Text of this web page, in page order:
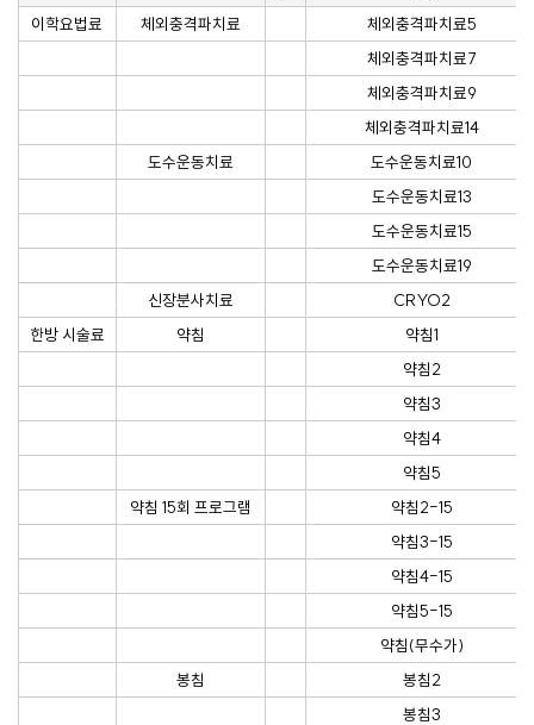
이학요법료
체외충격파치료
체외충격파치료5
체외충격파치료7
체외충격파치료9
체외충격파치료14
도수운동치료
도수운동치료10
도수운동치료13
도수운동치료15
도수운동치료19
신장분사치료
CRYO2
한방 시술료
약침
약침1
약침2
약침3
약침4
약침5
약침 15회 프로그램
약침2-15
약침3-15
약침4-15
약침5-15
약침(무수가)
봉침
봉침2
봉침3